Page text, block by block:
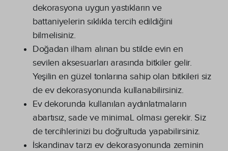
dekorasyona uygun yastıkların ve
battaniyelerin sıklıkla tercih edildiğini
bilmelisiniz.
Doğadan ilham alınan bu stilde evin en
sevilen aksesuarları arasında bitkiler gelir.
Yeşilin en güzel tonlarına sahip olan bitkileri siz
de ev dekorasyonunda kullanabilirsiniz.
Ev dekorunda kullanılan aydınlatmaların
abartısız, sade ve minimaL olması gerekir. Siz
de tercihlerinizi bu doğrultuda yapabilirsiniz.
İskandinav tarzı ev dekorasyonunda zeminin